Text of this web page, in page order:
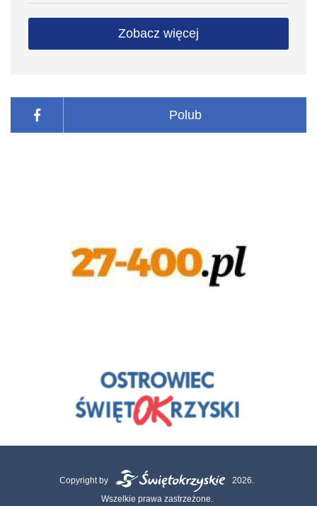
Zobacz więcej
Polub
Copyright by
2026.
Wszelkie prawa zastrzeżone.